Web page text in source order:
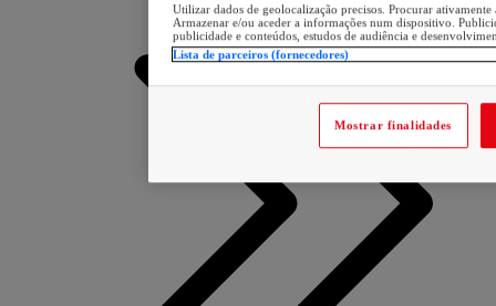
Utilizar dados de geolocalização precisos. Procurar
Armazenar e/ou aceder a informações num dispositivo.
publicidade e conteúdos, estudos de audiência e
Lista de parceiros (fornecedores)
Mostrar finalidades